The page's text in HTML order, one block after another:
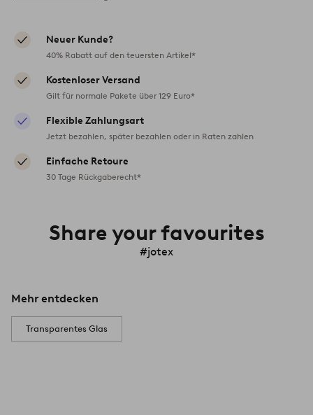
Neuer Kunde?
40% Rabatt auf den teuersten Artikel*
Kostenloser Versand
Gilt für normale Pakete über 129 Euro*
Flexible Zahlungsart
Jetzt bezahlen, später bezahlen oder in Raten zahlen
Einfache Retoure
30 Tage Rückgaberecht*
Share your favourites
#jotex
Mehr entdecken
Transparentes Glas